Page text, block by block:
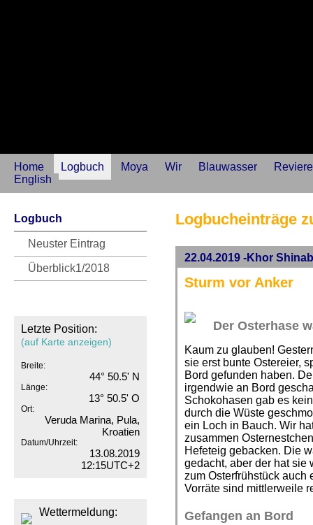
Home Logbuch Moya Wir Blauwasser
Reviere
English
Logbuch
Neuster Eintrag
Überblick1/2018
Letzte Position:
(auf Karte anzeigen)
Breite:
44° 50.5' N
Länge:
13° 50.5' O
Ort:
Veruda Marina, Pula,
Kroatien
Datum/Uhrzeit:
13.08.2019
12:15UTC+2
Wettermeldung:
Logbucheinträge
22.04.2019 -Khor
Sturm vor Anker
Der Osterhase
Kaum zu glauben!
sie erst bunte Ostereier,
Bord gefunden haben.
irgendwie an Bord
Schokohasen gab es
durch die Wüste
ein Loch in Bauch. Wir
zusammen
Hefeteig gebacken. Die
gedacht, aber der hat sie
zum Osterfrühstück auch
Vorräte sind mittlerweile
Gefangen an Bord